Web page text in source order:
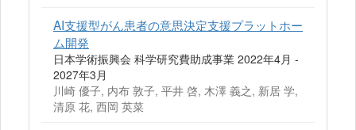
AI支援型がん患者の意思決定支援プラットホー
ム開発
日本学術振興会 科学研究費助成事業 2022年4月 -
2027年3月
川崎 優子, 内布 敦子, 平井 啓, 木澤 義之, 新居 学,
清原 花, 西岡 英菜